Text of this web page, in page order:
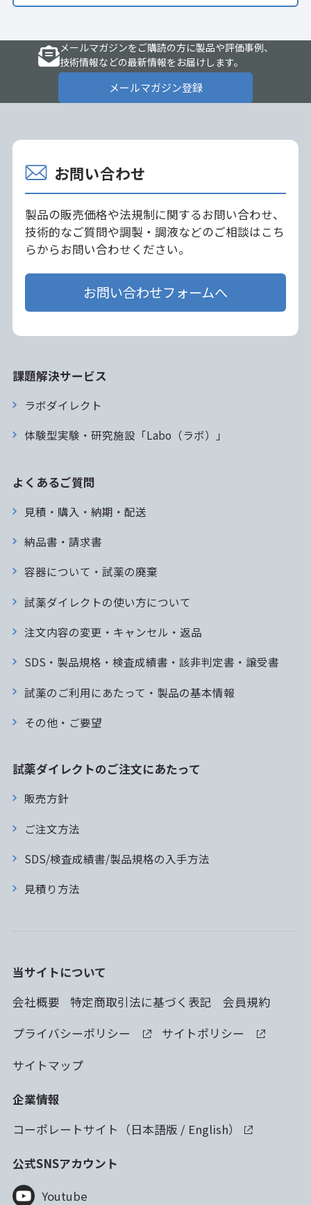
メールマガジンをご購読の方に製品や評価事例、
技術情報などの最新情報をお届けします。
メールマガジン登録
お問い合わせ
製品の販売価格や法規制に関するお問い合わせ、
技術的なご質問や調製・調液などのご相談はこち
らからお問い合わせください。
お問い合わせフォームへ
課題解決サービス
ラボダイレクト
体験型実験・研究施設「Labo（ラボ）」
よくあるご質問
見積・購入・納期・配送
納品書・請求書
容器について・試薬の廃棄
試薬ダイレクトの使い方について
注文内容の変更・キャンセル・返品
SDS・製品規格・検査成績書・該非判定書・譲受書
試薬のご利用にあたって・製品の基本情報
その他・ご要望
試薬ダイレクトのご注文にあたって
販売方針
ご注文方法
SDS/検査成績書/製品規格の入手方法
見積り方法
当サイトについて
会社概要
特定商取引法に基づく表記
会員規約
プライバシーポリシー
サイトポリシー
サイトマップ
企業情報
コーポレートサイト（日本語版 / English）
公式SNSアカウント
Youtube